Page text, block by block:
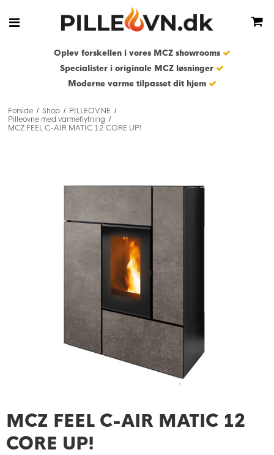
Oplev forskellen i vores MCZ showrooms
Specialister i originale MCZ løsninger
Moderne varme tilpasset dit hjem
Forside / Shop / PILLEOVNE /
Pilleovne med varmeflytning /
MCZ FEEL C-AIR MATIC 12 CORE UP!
MCZ FEEL C-AIR MATIC 12
CORE UP!